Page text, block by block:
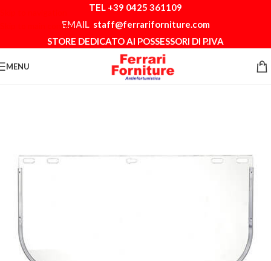
Skip to main content
TEL +39 0425 361109
EMAIL staff@ferrariforniture.com
STORE DEDICATO AI POSSESSORI DI P.IVA
MENU